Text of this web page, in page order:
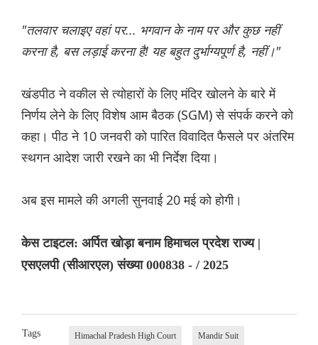
"तलवार चलाइए वहां पर... भगवान के नाम पर और कुछ नहीं
करना है, बस लड़ाई करना है! यह बहुत दुर्भाग्यपूर्ण है, नहीं।"
खंडपीठ ने वकील से त्योहारों के लिए मंदिर खोलने के बारे में
निर्णय लेने के लिए विशेष आम बैठक (SGM) से संपर्क करने को
कहा। पीठ ने 10 जनवरी को पारित विवादित फैसले पर अंतरिम
स्थगन आदेश जारी रखने का भी निर्देश दिया।
अब इस मामले की अगली सुनवाई 20 मई को होगी।
केस टाइटल: अर्पित खोड़ा बनाम हिमाचल प्रदेश राज्य |
एसएलपी (सीआरएल) संख्या 000838 - / 2025
Tags Himachal Pradesh High Court Mandir Suit